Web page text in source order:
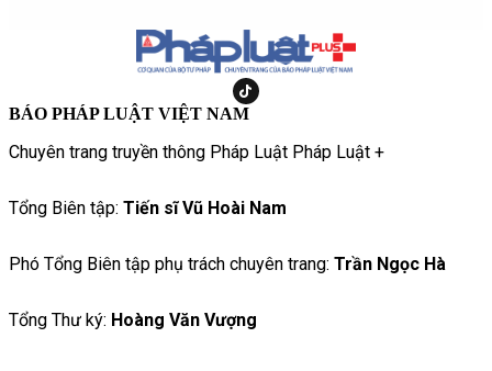
BÁO PHÁP LUẬT VIỆT NAM
Chuyên trang truyền thông Pháp Luật Pháp Luật +
Tổng Biên tập: Tiến sĩ Vũ Hoài Nam
Phó Tổng Biên tập phụ trách chuyên trang: Trần Ngọc Hà
Tổng Thư ký: Hoàng Văn Vượng